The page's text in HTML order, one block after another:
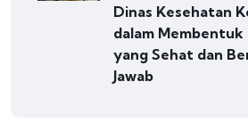
Dinas Kesehatan
dalam Membentuk
yang Sehat dan
Jawab